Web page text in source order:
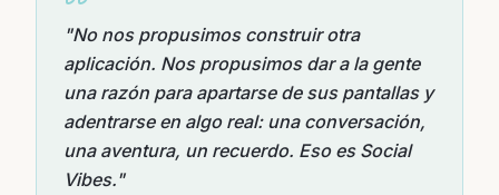
"No nos propusimos construir otra
aplicación. Nos propusimos dar a la gente
una razón para apartarse de sus pantallas y
adentrarse en algo real: una conversación,
una aventura, un recuerdo. Eso es Social
Vibes."